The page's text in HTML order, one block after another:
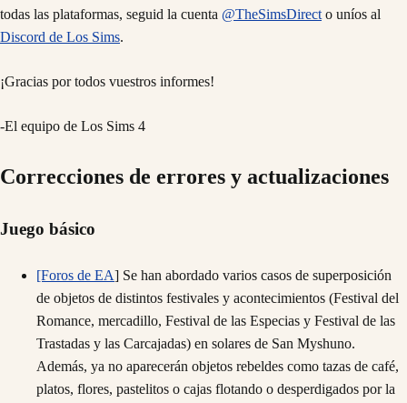
todas las plataformas, seguid la cuenta @TheSimsDirect o uníos al
Discord de Los Sims.
¡Gracias por todos vuestros informes!
-El equipo de Los Sims 4
Correcciones de errores y actualizaciones
Juego básico
[Foros de EA] Se han abordado varios casos de superposición
de objetos de distintos festivales y acontecimientos (Festival del
Romance, mercadillo, Festival de las Especias y Festival de las
Trastadas y las Carcajadas) en solares de San Myshuno.
Además, ya no aparecerán objetos rebeldes como tazas de café,
platos, flores, pastelitos o cajas flotando o desperdigados por la